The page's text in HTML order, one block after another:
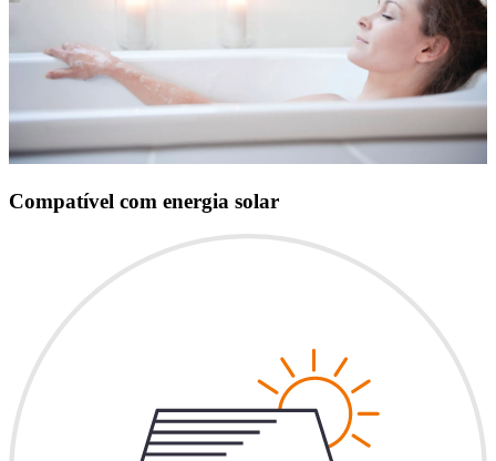
Compatível com energia solar